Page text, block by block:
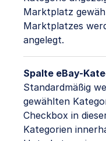
Marktplatz
Marktplatzes
angelegt.
Spalte eBay-
Standardmäßig
gewählten
Checkbox in
Kategorien